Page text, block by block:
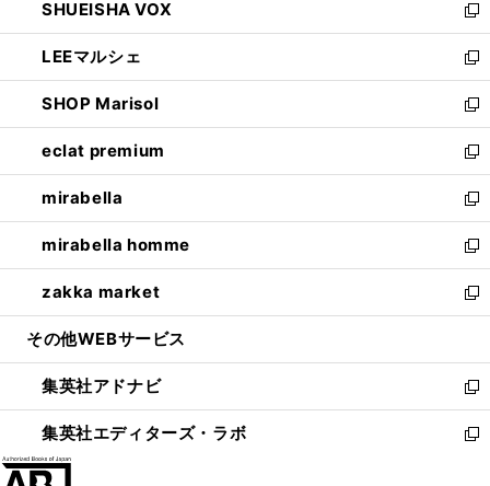
で
開
く
ド
ウ
で
開
く
ィ
ン
ド
ウ
で
開
く
い
ウ
ィ
ン
ド
ウ
で
開
く
SHUEISHA VOX
新
し
い
ウ
ィ
ン
ド
ウ
で
開
く
LEEマルシェ
新
し
い
ウ
ィ
ン
ド
ウ
で
開
く
SHOP Marisol
新
し
い
ウ
ィ
ン
ド
ウ
で
開
eclat premium
新
し
い
ウ
ィ
ン
ド
ウ
開
く
mirabella
新
し
い
ウ
ィ
ン
ウ
で
開
く
mirabella homme
新
し
い
ウ
ン
ド
ウ
で
zakka market
新
し
ウ
ィ
ン
ド
その他WEBサービス
集英社アドナビ
新
し
い
集英社エディターズ・ラボ
新